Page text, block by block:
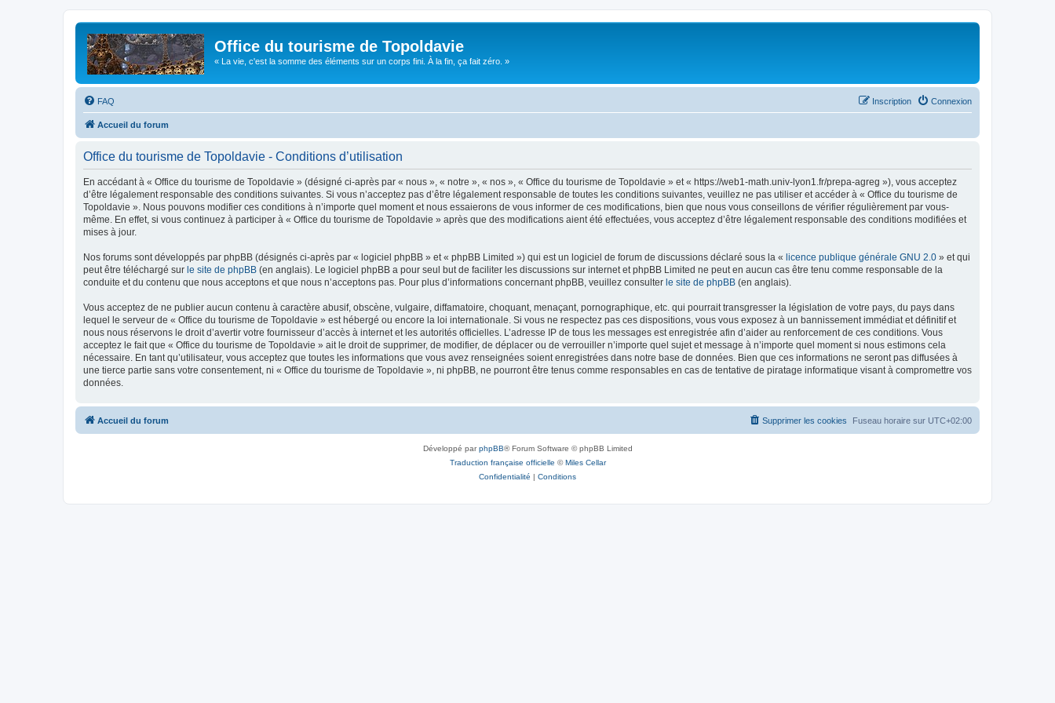
Office du tourisme de Topoldavie
« La vie, c'est la somme des éléments sur un corps fini. À la fin, ça fait zéro. »
FAQ Connexion
Inscription
Accueil du forum
Office du tourisme de Topoldavie - Conditions d’utilisation
En accédant à « Office du tourisme de Topoldavie » (désigné ci-après par « nous », « notre », « nos », « Office du tourisme de Topoldavie » et « https://web1-math.univ-lyon1.fr/prepa-agreg »), vous acceptez
d’être légalement responsable des conditions suivantes. Si vous n’acceptez pas d’être légalement responsable de toutes les conditions suivantes, veuillez ne pas utiliser et accéder à « Office du tourisme de
Topoldavie ». Nous pouvons modifier ces conditions à n’importe quel moment et nous essaierons de vous informer de ces modifications, bien que nous vous conseillons de vérifier régulièrement par vous-
même. En effet, si vous continuez à participer à « Office du tourisme de Topoldavie » après que des modifications aient été effectuées, vous acceptez d’être légalement responsable des conditions modifiées et
mises à jour.
Nos forums sont développés par phpBB (désignés ci-après par « logiciel phpBB » et « phpBB Limited ») qui est un logiciel de forum de discussions déclaré sous la « licence publique générale GNU 2.0 » et qui
peut être téléchargé sur le site de phpBB (en anglais). Le logiciel phpBB a pour seul but de faciliter les discussions sur internet et phpBB Limited ne peut en aucun cas être tenu comme responsable de la
conduite et du contenu que nous acceptons et que nous n’acceptons pas. Pour plus d’informations concernant phpBB, veuillez consulter le site de phpBB (en anglais).
Vous acceptez de ne publier aucun contenu à caractère abusif, obscène, vulgaire, diffamatoire, choquant, menaçant, pornographique, etc. qui pourrait transgresser la législation de votre pays, du pays dans
lequel le serveur de « Office du tourisme de Topoldavie » est hébergé ou encore la loi internationale. Si vous ne respectez pas ces dispositions, vous vous exposez à un bannissement immédiat et définitif et
nous nous réservons le droit d’avertir votre fournisseur d’accès à internet et les autorités officielles. L’adresse IP de tous les messages est enregistrée afin d’aider au renforcement de ces conditions. Vous
acceptez le fait que « Office du tourisme de Topoldavie » ait le droit de supprimer, de modifier, de déplacer ou de verrouiller n’importe quel sujet et message à n’importe quel moment si nous estimons cela
nécessaire. En tant qu’utilisateur, vous acceptez que toutes les informations que vous avez renseignées soient enregistrées dans notre base de données. Bien que ces informations ne seront pas diffusées à
une tierce partie sans votre consentement, ni « Office du tourisme de Topoldavie », ni phpBB, ne pourront être tenus comme responsables en cas de tentative de piratage informatique visant à compromettre vos
données.
Accueil du forum Fuseau horaire sur UTC+02:00
Supprimer les cookies
Développé parphpBB® Forum Software © phpBB Limited
Traduction française officielle ©Miles Cellar
Confidentialité | Conditions